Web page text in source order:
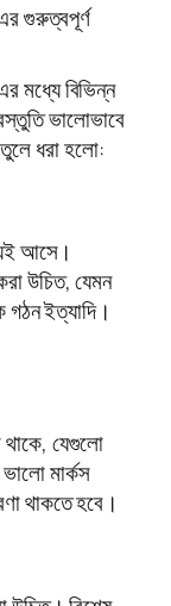
গুরুত্বপূর্ণ
মধ্যে বিভিন্ন
ভালোভাবে
ধরা হলো:
আসে।
উচিত, যেমন
ইত্যাদি।
থাকে, যেগুলো
মার্কস
থাকতে হবে।